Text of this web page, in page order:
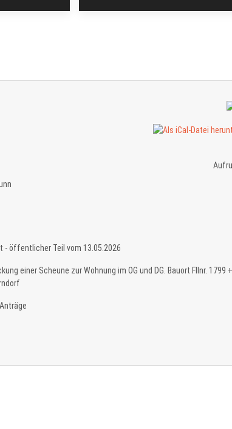
- öffentlicher Teil vom 13.05.2026
einer Scheune zur Wohnung im OG und DG. Bauort Fllnr. 1799